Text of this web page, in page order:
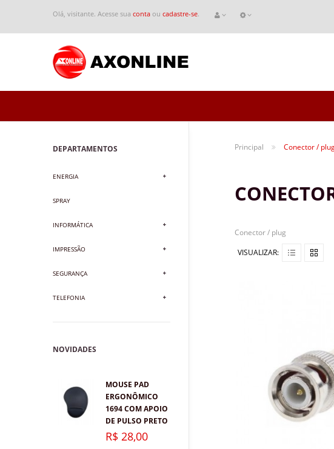
Olá, visitante. Acesse sua conta ou cadastre-se.
DEPARTAMENTOS
ENERGIA
SPRAY
INFORMÁTICA
IMPRESSÃO
SEGURANÇA
TELEFONIA
NOVIDADES
MOUSE PAD
ERGONÔMICO
1694 COM APOIO
DE PULSO PRETO
R$ 28,00
Principal Conector /
Conector / plug
VISUALIZAR: